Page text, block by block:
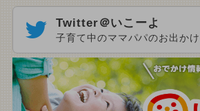
Twitter＠いこーよ
子育て中のママパパのお出かけ